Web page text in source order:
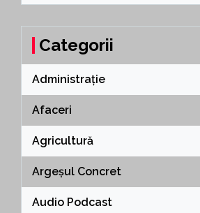
Categorii
Administrație
Afaceri
Agricultură
Argeșul Concret
Audio Podcast